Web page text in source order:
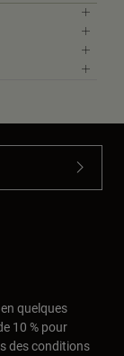
quelques
10 % pour
des conditions